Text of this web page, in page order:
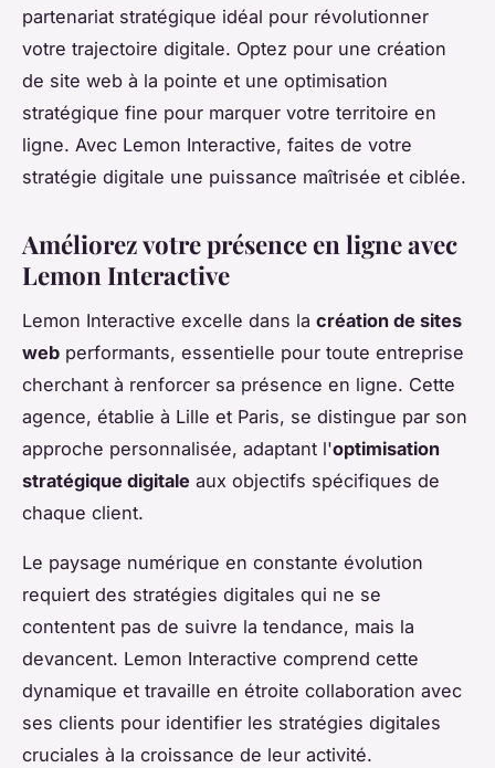
partenariat stratégique idéal pour révolutionner
votre trajectoire digitale. Optez pour une création
de site web à la pointe et une optimisation
stratégique fine pour marquer votre territoire en
ligne. Avec Lemon Interactive, faites de votre
stratégie digitale une puissance maîtrisée et ciblée.
Améliorez votre présence en ligne avec
Lemon Interactive
Lemon Interactive excelle dans la création de sites
web performants, essentielle pour toute entreprise
cherchant à renforcer sa présence en ligne. Cette
agence, établie à Lille et Paris, se distingue par son
approche personnalisée, adaptant l'optimisation
stratégique digitale aux objectifs spécifiques de
chaque client.
Le paysage numérique en constante évolution
requiert des stratégies digitales qui ne se
contentent pas de suivre la tendance, mais la
devancent. Lemon Interactive comprend cette
dynamique et travaille en étroite collaboration avec
ses clients pour identifier les stratégies digitales
cruciales à la croissance de leur activité.